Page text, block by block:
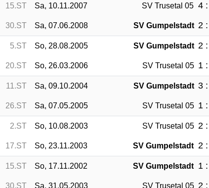
15.ST Sa, 10.11.2007 SV Trusetal 05 4
30.ST Sa, 07.06.2008 SV Gumpelstadt 2
5.ST So, 28.08.2005 SV Gumpelstadt 2
20.ST So, 26.03.2006 SV Trusetal 05 1
11.ST Sa, 09.10.2004 SV Gumpelstadt 3
26.ST Sa, 07.05.2005 SV Trusetal 05 1
2.ST So, 10.08.2003 SV Trusetal 05 2
17.ST So, 23.11.2003 SV Gumpelstadt 2
15.ST So, 17.11.2002 SV Gumpelstadt 1
30.ST Sa, 31.05.2003 SV Trusetal 05 2